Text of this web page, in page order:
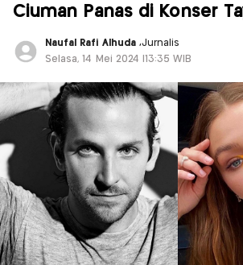
Ciuman Panas di Konser
Naufal Rafi Alhuda ,Jurnalis
Selasa, 14 Mei 2024 |13:35 WIB